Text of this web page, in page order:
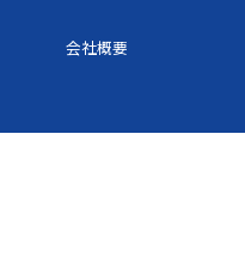
35,461円 42,553円
会社概要